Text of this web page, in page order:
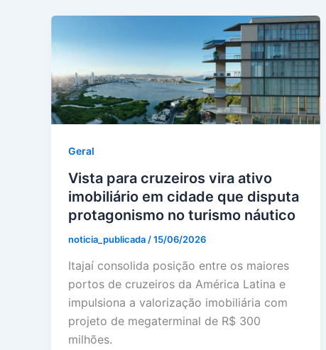
Geral
Vista para cruzeiros vira ativo
imobiliário em cidade que disputa
protagonismo no turismo náutico
noticia_publicada /15/06/2026
Itajaí consolida posição entre os maiores
portos de cruzeiros da América Latina e
impulsiona a valorização imobiliária com
projeto de megaterminal de R$ 300
milhões.